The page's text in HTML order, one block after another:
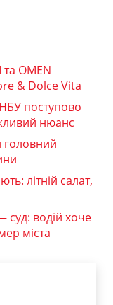
та OMEN
& Dolce Vita
поступово
нюанс
головний
літній салат,
суд: водій хоче
міста